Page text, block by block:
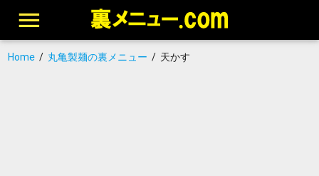
Home/ 丸亀製麺の裏メニュー / 天かす